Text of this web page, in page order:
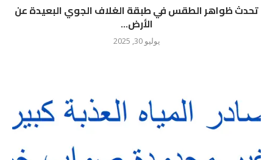
تحدث ظواهر الطقس في طبقة الغلاف الجوي البعيدة عن
الأرض...
يوليو 30, 2025